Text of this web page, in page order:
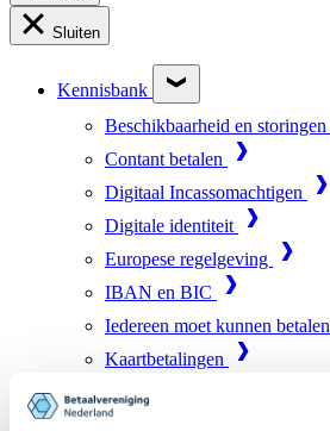
Sluiten
Kennisbank
Beschikbaarheid en storingen
Contant betalen
Digitaal Incassomachtigen
Digitale identiteit
Europese regelgeving
IBAN en BIC
Iedereen moet kunnen betalen
Kaartbetalingen
Marktinfrastructuur